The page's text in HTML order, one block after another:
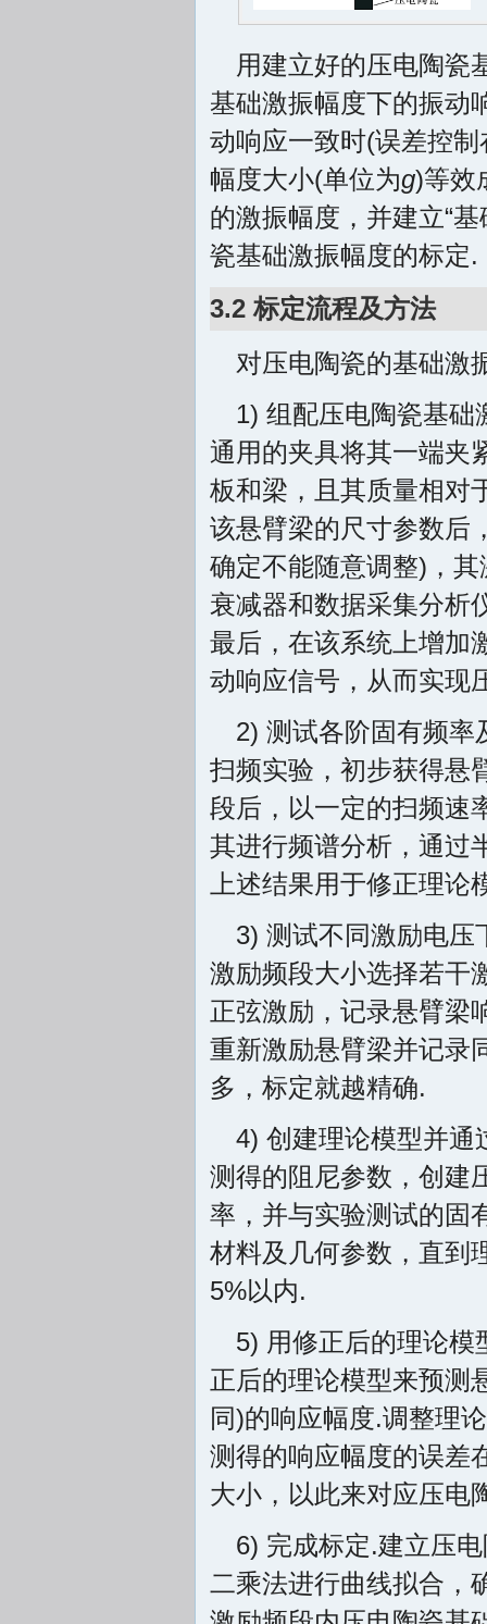
用建立好的压电陶瓷
基础激振幅度下的振动
动响应一致时(误差控
幅度大小(单位为g)等效
的激振幅度，并建立“
瓷基础激振幅度的标定.
3.2 标定流程及方法
对压电陶瓷的基础激
1) 组配压电陶瓷基础
通用的夹具将其一端夹
板和梁，且其质量相对
该悬臂梁的尺寸参数后
确定不能随意调整)，
衰减器和数据采集分析
最后，在该系统上增加
动响应信号，从而实现
2) 测试各阶固有频率
扫频实验，初步获得悬
段后，以一定的扫频速
其进行频谱分析，通过
上述结果用于修正理
3) 测试不同激励电压
激励频段大小选择若干
正弦激励，记录悬臂梁
重新激励悬臂梁并记录
多，标定就越精确.
4) 创建理论模型并通
测得的阻尼参数，创建
率，并与实验测试的固
材料及几何参数，直到
5%以内.
5) 用修正后的理论模
正后的理论模型来预测
同)的响应幅度.调整理
测得的响应幅度的误差
大小，以此来对应压电
6) 完成标定.建立压
二乘法进行曲线拟合，